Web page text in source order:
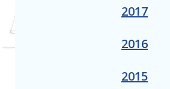
2017
2016
2015